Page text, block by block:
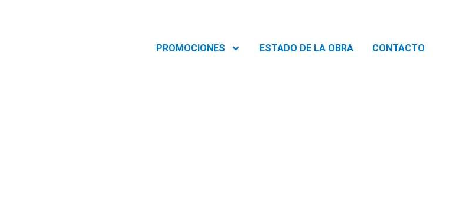
PROMOCIONES ESTADO DE LA OBRA CONTACTO